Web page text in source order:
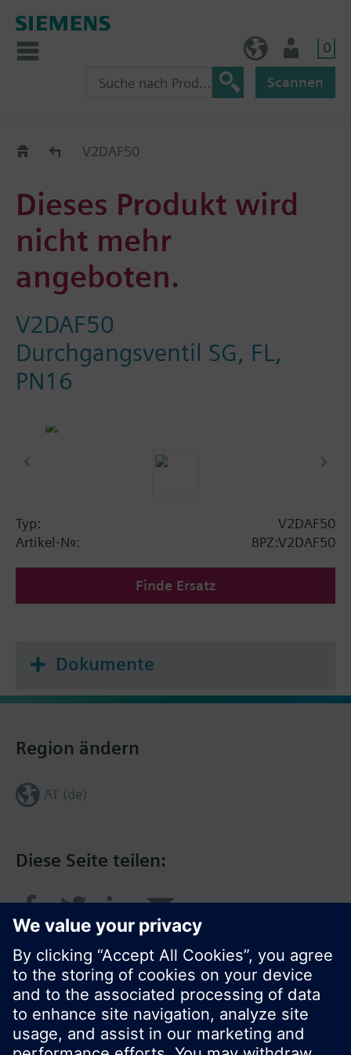
0
Scannen
Old2NewV2DAF50
Dieses Produkt wird
nicht mehr
angeboten.
V2DAF50
Durchgangsventil SG, FL,
PN16
Typ:
V2DAF50
Artikel-Nr.:
BPZ:V2DAF50
Finde Ersatz
Dokumente
Diese Seite teilen:
Region ändern
AT (de)